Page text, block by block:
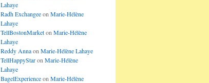
Lahaye
Radh Exchangeeon Marie-Hélène
Lahaye
TellBostonMarketon Marie-Hélène
Lahaye
Reddy Annaon Marie-Hélène Lahaye
TellHappyStaron Marie-Hélène
Lahaye
BagelExperienceon Marie-Hélène